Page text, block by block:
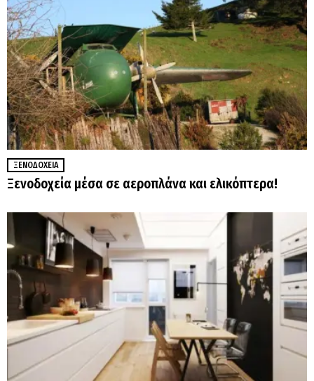
ΞΕΝΟΔΟΧΕΊΑ
Ξενοδοχεία μέσα σε αεροπλάνα και ελικόπτερα!